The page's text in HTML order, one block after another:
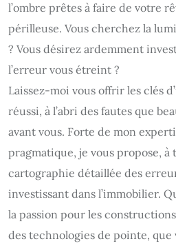
l’ombre prêtes à faire de votre
périlleuse. Vous cherchez la
? Vous désirez ardemment
l’erreur vous étreint ?
Laissez-moi vous offrir les clés
réussi, à l’abri des fautes que
avant vous. Forte de mon
pragmatique, je vous propose,
cartographie détaillée des
investissant dans l’immobilier.
la passion pour les
des technologies de pointe,